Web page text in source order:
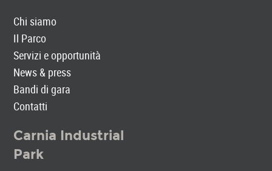
Chi siamo
Il Parco
Servizi e opportunità
News & press
Bandi di gara
Contatti
Carnia Industrial
Park